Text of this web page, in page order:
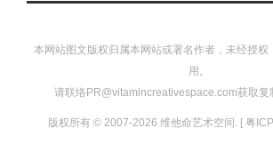
本网站图文版权归属本网站或署名作者，未经授权
用。
请联络PR@vitamincreativespace.com获取复
版权所有 © 2007-2026 维他命艺术空间. [ 粤